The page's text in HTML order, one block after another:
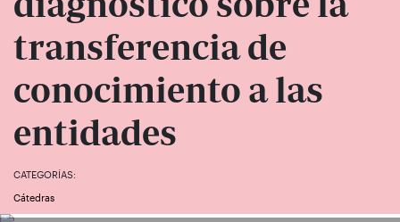
transferencia de
conocimiento a las
entidades
CATEGORÍAS:
Cátedras